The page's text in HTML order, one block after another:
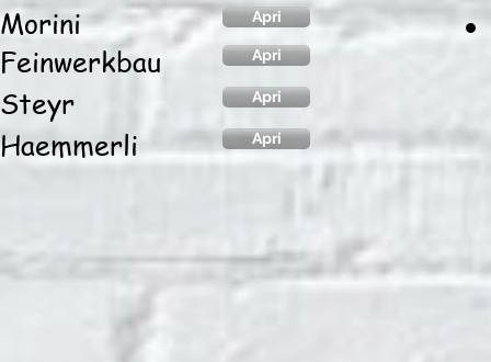
Feinwerkbau
Morini Apri
Apri
Steyr Apri
Haemmerli Apri